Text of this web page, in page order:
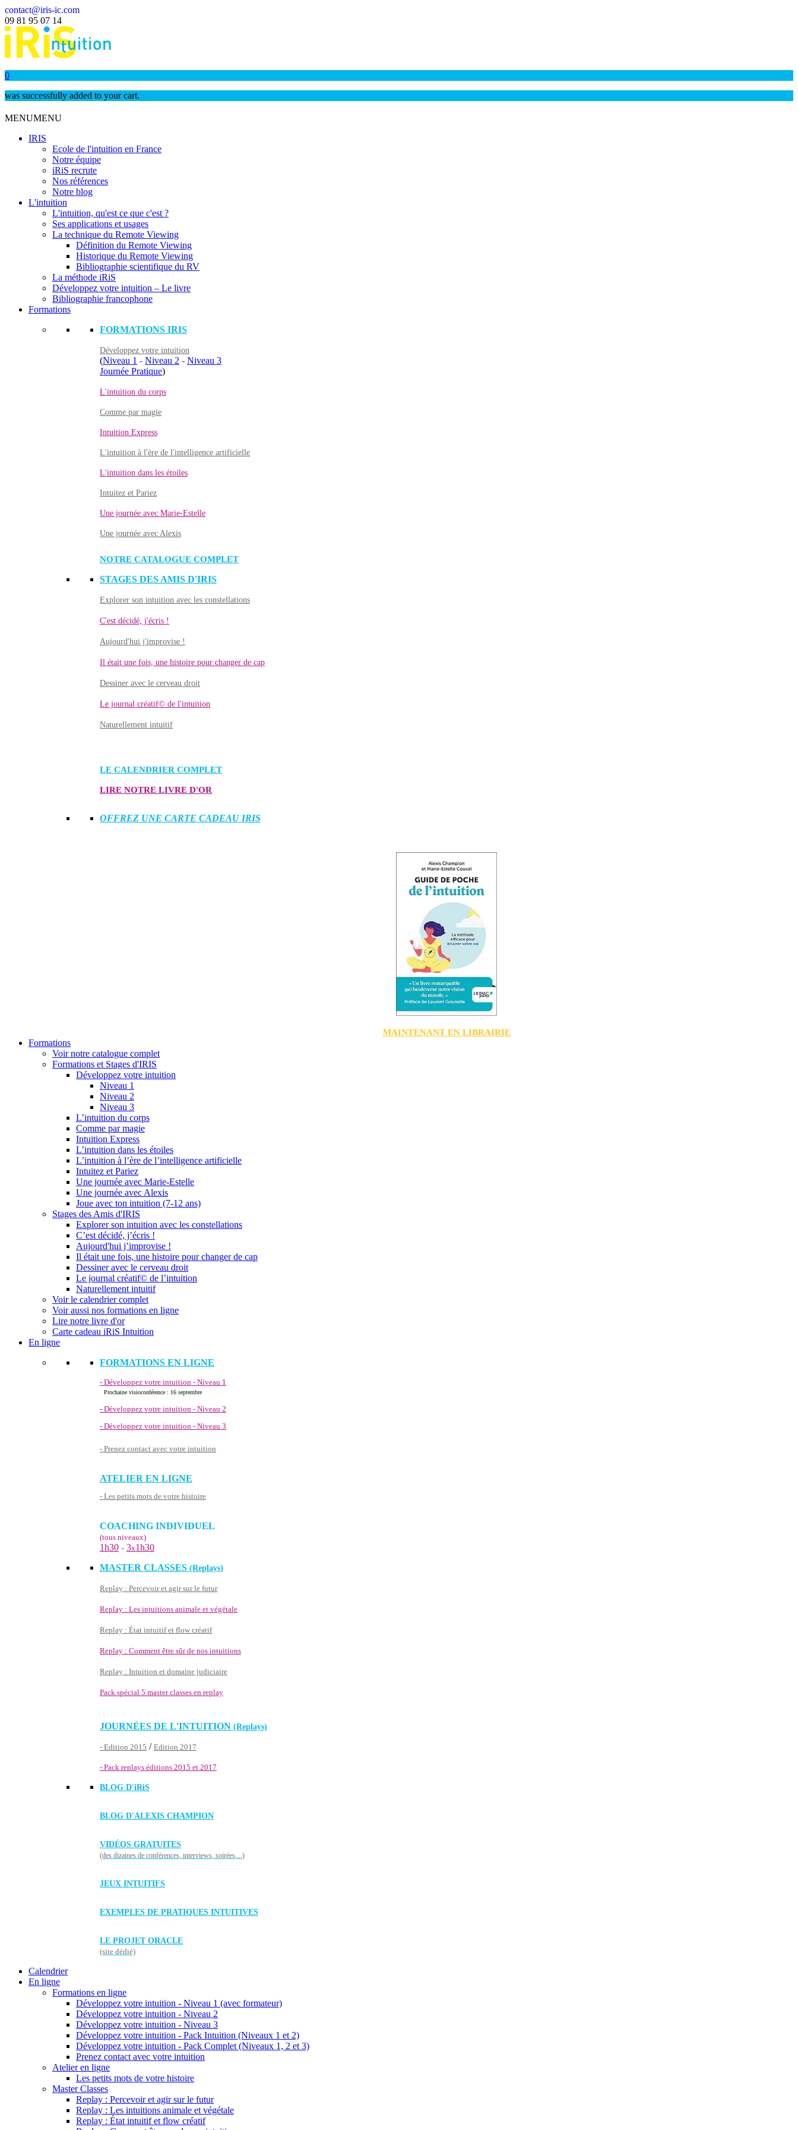
contact@iris-ic.com
09 81 95 07 14
0
was successfully added to your cart.
MENUMENU
IRIS
Ecole de l'intuition en France
Notre équipe
iRiS recrute
Nos références
Notre blog
L'intuition
L'intuition, qu'est ce que c'est ?
Ses applications et usages
La technique du Remote Viewing
Définition du Remote Viewing
Historique du Remote Viewing
Bibliographie scientifique du RV
La méthode iRiS
Développez votre intuition – Le livre
Bibliographie francophone
Formations
FORMATIONS IRIS
Développez votre intuition
(Niveau 1 - Niveau 2 - Niveau 3
Journée Pratique)
L'intuition du corps
Comme par magie
Intuition Express
L'intuition à l'ère de l'intelligence artificielle
L'intuition dans les étoiles
Intuitez et Pariez
Une journée avec Marie-Estelle
Une journée avec Alexis
NOTRE CATALOGUE COMPLET
STAGES DES AMIS D'IRIS
Explorer son intuition avec les constellations
C'est décidé, j'écris !
Aujourd'hui j'improvise !
Il était une fois, une histoire pour changer de cap
Dessiner avec le cerveau droit
Le journal créatif© de l'intuition
Naturellement intuitif
LE CALENDRIER COMPLET
LIRE NOTRE LIVRE D'OR
OFFREZ UNE CARTE CADEAU IRIS
MAINTENANT EN LIBRAIRIE
Formations
Voir notre catalogue complet
Formations et Stages d'IRIS
Développez votre intuition
Niveau 1
Niveau 2
Niveau 3
L’intuition du corps
Comme par magie
Intuition Express
L’intuition dans les étoiles
L’intuition à l’ère de l’intelligence artificielle
Intuitez et Pariez
Une journée avec Marie-Estelle
Une journée avec Alexis
Joue avec ton intuition (7-12 ans)
Stages des Amis d'IRIS
Explorer son intuition avec les constellations
C’est décidé, j’écris !
Aujourd'hui j’improvise !
Il était une fois, une histoire pour changer de cap
Dessiner avec le cerveau droit
Le journal créatif© de l’intuition
Naturellement intuitif
Voir le calendrier complet
Voir aussi nos formations en ligne
Lire notre livre d'or
Carte cadeau iRiS Intuition
En ligne
FORMATIONS EN LIGNE
- Développez votre intuition - Niveau 1
Prochaine visioconférence : 16 septembre
- Développez votre intuition - Niveau 2
- Développez votre intuition - Niveau 3
- Prenez contact avec votre intuition
ATELIER EN LIGNE
- Les petits mots de votre histoire
COACHING INDIVIDUEL
(tous niveaux)
1h30 - 3x1h30
MASTER CLASSES (Replays)
Replay : Percevoir et agir sur le futur
Replay : Les intuitions animale et végétale
Replay : État intuitif et flow créatif
Replay : Comment être sûr de nos intuitions
Replay : Intuition et domaine judiciaire
Pack spécial 5 master classes en replay
JOURNÉES DE L'INTUITION (Replays)
- Edition 2015 / Edition 2017
- Pack replays éditions 2015 et 2017
BLOG D'iRiS
BLOG D'ALEXIS CHAMPION
VIDÉOS GRATUITES
(des dizaines de conférences, interviews, soirées,...)
JEUX INTUITIFS
EXEMPLES DE PRATIQUES INTUITIVES
LE PROJET ORACLE
(site dédié)
Calendrier
En ligne
Formations en ligne
Développez votre intuition - Niveau 1 (avec formateur)
Développez votre intuition - Niveau 2
Développez votre intuition - Niveau 3
Développez votre intuition - Pack Intuition (Niveaux 1 et 2)
Développez votre intuition - Pack Complet (Niveaux 1, 2 et 3)
Prenez contact avec votre intuition
Atelier en ligne
Les petits mots de votre histoire
Master Classes
Replay : Percevoir et agir sur le futur
Replay : Les intuitions animale et végétale
Replay : État intuitif et flow créatif